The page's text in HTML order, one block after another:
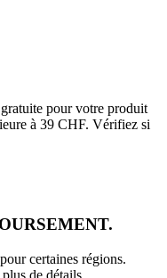
pour votre produit
à 39 CHF. Vérifiez si
certaines régions.
de détails.